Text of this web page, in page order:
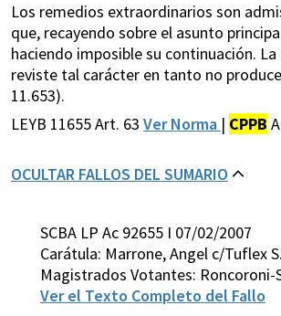
Los remedios extraordinarios son
que, recayendo sobre el asunto
haciendo imposible su continuación.
reviste tal carácter en tanto no
11.653).
LEYB 11655 Art. 63 Ver Norma | CPPB
OCULTAR FALLOS DEL SUMARIO
SCBA LP Ac 92655 I 07/02/2007
Carátula: Marrone, Angel c/Tuflex
Magistrados Votantes:
Ver el Texto Completo del Fallo